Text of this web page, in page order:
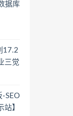
据库
17.2
三觉
-SEO
站】